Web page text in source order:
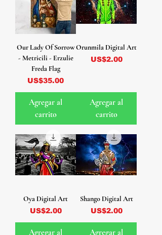
Our Lady Of Sorrow
- Metricili - Erzulie
Freda Flag
Precio
US$35.00
Agregar al
carrito
Orunmila Digital Art
Precio
US$2.00
Agregar al
carrito
Oya Digital Art
Precio
US$2.00
Agregar al
Shango Digital Art
Precio
US$2.00
Agregar al